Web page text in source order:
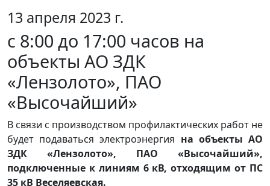
13 апреля 2023 г.
с 8:00 до 17:00 часов на
объекты АО ЗДК
«Лензолото», ПАО
«Высочайший»
В связи с производством профилактических работ не
будет подаваться электроэнергия на объекты АО
ЗДК «Лензолото», ПАО «Высочайший»,
подключенные к линиям 6 кВ, отходящим от ПС
35 кВ Веселяевская.